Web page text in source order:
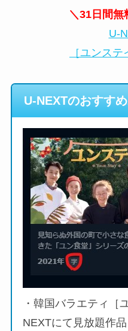
＼31日間無
U-
［ユンス
U-NEXTのおすす
・韓国バラエティ［
NEXTにて見放題作品